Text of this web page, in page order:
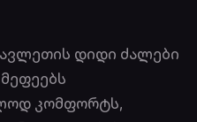
დიდი ძალები
კომფორტს,